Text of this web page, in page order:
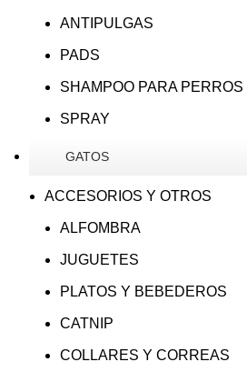
ANTIPULGAS
PADS
SHAMPOO PARA PERROS
SPRAY
GATOS
ACCESORIOS Y OTROS
ALFOMBRA
JUGUETES
PLATOS Y BEBEDEROS
CATNIP
COLLARES Y CORREAS